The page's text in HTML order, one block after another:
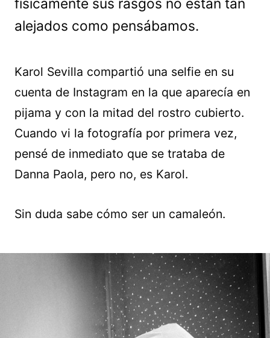
físicamente sus rasgos no están tan
alejados como pensábamos.
Karol Sevilla compartió una selfie en su
cuenta de Instagram en la que aparecía en
pijama y con la mitad del rostro cubierto.
Cuando vi la fotografía por primera vez,
pensé de inmediato que se trataba de
Danna Paola, pero no, es Karol.
Sin duda sabe cómo ser un camaleón.